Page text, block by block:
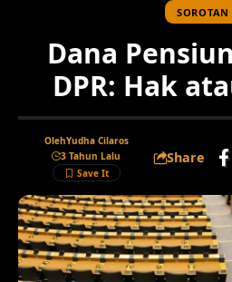
SOROTAN
Dana
DPR: Hak
OlehYudha Cilaros
3 Tahun Lalu
Share